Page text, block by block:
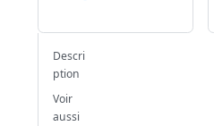
Descri
ption
Voir
aussi